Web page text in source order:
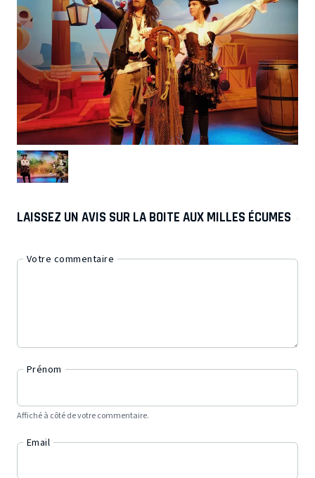
LAISSEZ UN AVIS SUR LA BOITE AUX MILLES ÉCUMES
Votre commentaire
Prénom
Affiché à côté de votre commentaire.
Email